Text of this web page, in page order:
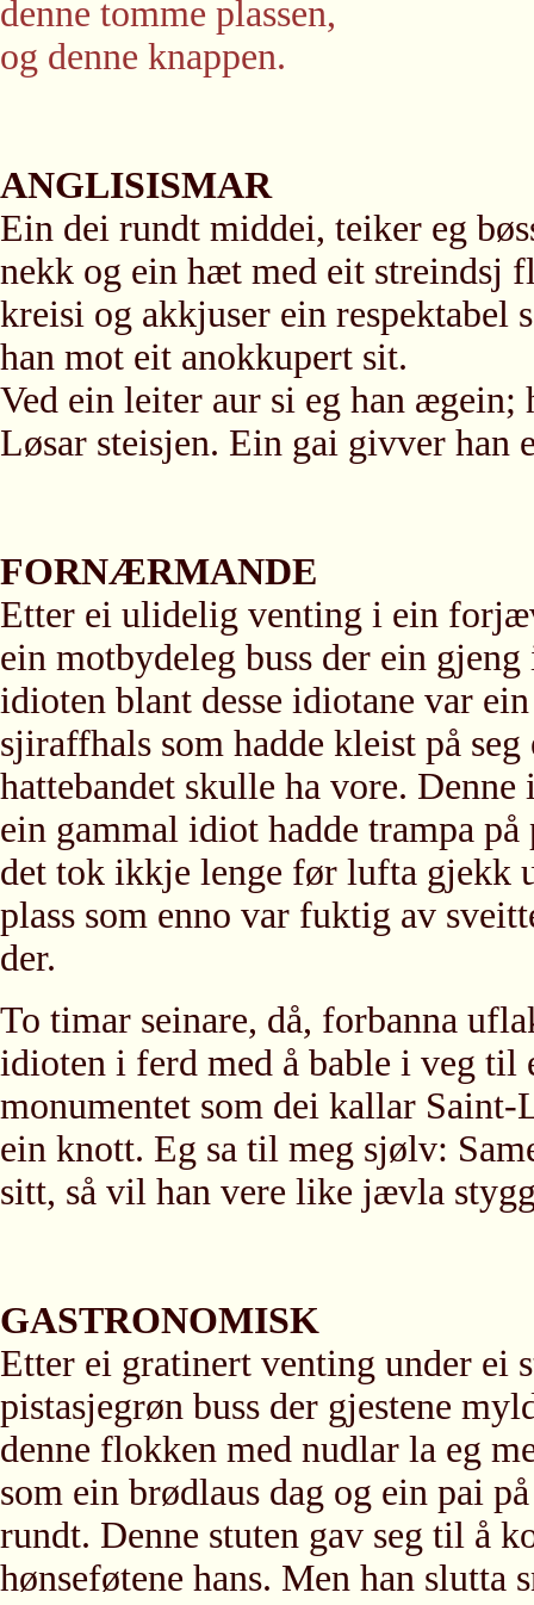
denne tomme plassen,
og denne knappen.
ANGLISISMAR
Ein dei rundt middei, teiker eg
nekk og ein hæt med eit streindsj
kreisi og akkjuser ein respektabel
han mot eit anokkupert sit.
Ved ein leiter aur si eg han
Løsar steisjen. Ein gai givver han
FORNÆRMANDE
Etter ei ulidelig venting i ein
ein motbydeleg buss der ein
idioten blant desse idiotane var
sjiraffhals som hadde kleist på
hattebandet skulle ha vore.
ein gammal idiot hadde trampa
det tok ikkje lenge før lufta gjekk
plass som enno var fuktig av
der.
To timar seinare, då, forbanna
idioten i ferd med å bable i veg til
monumentet som dei kallar Saint-
ein knott. Eg sa til meg sjølv:
sitt, så vil han vere like jævla
GASTRONOMISK
Etter ei gratinert venting under ei
pistasjegrøn buss der gjestene
denne flokken med nudlar la eg
som ein brødlaus dag og ein pai
rundt. Denne stuten gav seg til å
hønseføtene hans. Men han slutta